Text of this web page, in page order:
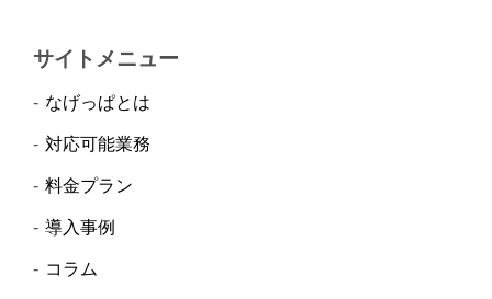
サイトメニュー
なげっぱとは
対応可能業務
料金プラン
導入事例
コラム